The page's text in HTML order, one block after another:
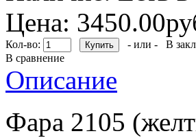
Цена:
Кол-во: - или -
В
В сравнение
Описание
Фара 2105